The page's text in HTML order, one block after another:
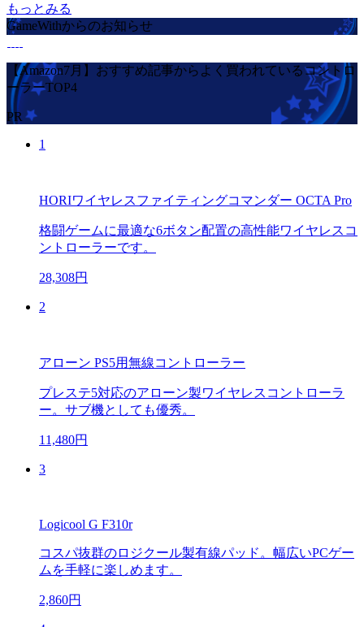
もっとみる
GameWithからのお知らせ
【Amazon7月】おすすめ記事からよく買われているコントロ
ーラーTOP4
PR
1
HORIワイヤレスファイティングコマンダー OCTA Pro
格闘ゲームに最適な6ボタン配置の高性能ワイヤレスコ
ントローラーです。
28,308円
2
アローン PS5用無線コントローラー
プレステ5対応のアローン製ワイヤレスコントローラ
ー。サブ機としても優秀。
11,480円
3
Logicool G F310r
コスパ抜群のロジクール製有線パッド。幅広いPCゲー
ムを手軽に楽しめます。
2,860円